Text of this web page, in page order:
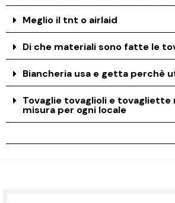
Meglio il tnt o airlaid
Di che materiali sono fatte le
Biancheria usa e getta perchè
Tovaglie tovaglioli e tovagliette
misura per ogni locale